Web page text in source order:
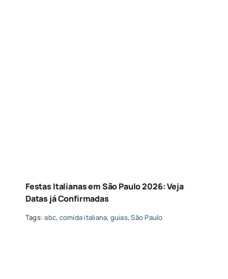
Festas Italianas em São Paulo 2026: Veja
Datas já Confirmadas
Tags:abc, comida italiana, guias,São Paulo